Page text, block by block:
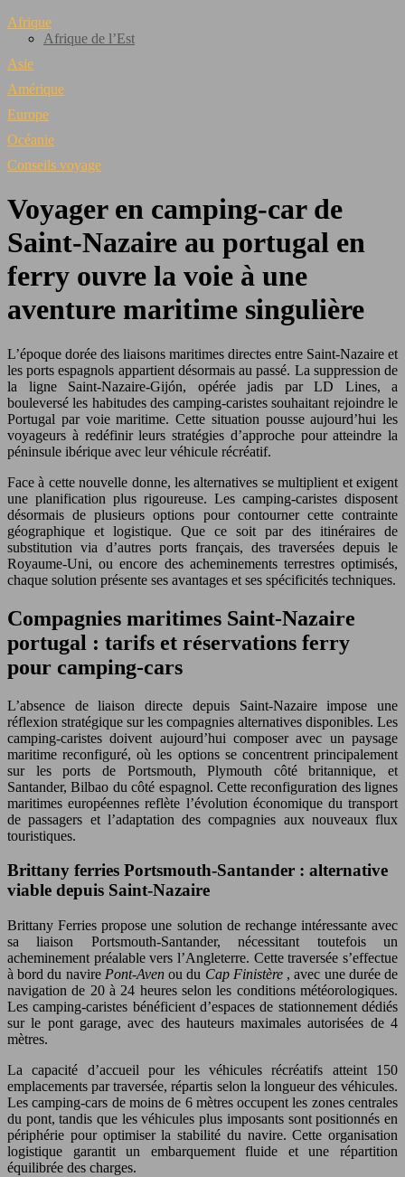
Afrique
Afrique de l’Est
Asie
Amérique
Europe
Océanie
Conseils voyage
Voyager en camping-car de
Saint-Nazaire au portugal en
ferry ouvre la voie à une
aventure maritime singulière
L’époque dorée des liaisons maritimes directes entre Saint-Nazaire et
les ports espagnols appartient désormais au passé. La suppression de
la ligne Saint-Nazaire-Gijón, opérée jadis par LD Lines, a
bouleversé les habitudes des camping-caristes souhaitant rejoindre le
Portugal par voie maritime. Cette situation pousse aujourd’hui les
voyageurs à redéfinir leurs stratégies d’approche pour atteindre la
péninsule ibérique avec leur véhicule récréatif.
Face à cette nouvelle donne, les alternatives se multiplient et exigent
une planification plus rigoureuse. Les camping-caristes disposent
désormais de plusieurs options pour contourner cette contrainte
géographique et logistique. Que ce soit par des itinéraires de
substitution via d’autres ports français, des traversées depuis le
Royaume-Uni, ou encore des acheminements terrestres optimisés,
chaque solution présente ses avantages et ses spécificités techniques.
Compagnies maritimes Saint-Nazaire
portugal : tarifs et réservations ferry
pour camping-cars
L’absence de liaison directe depuis Saint-Nazaire impose une
réflexion stratégique sur les compagnies alternatives disponibles. Les
camping-caristes doivent aujourd’hui composer avec un paysage
maritime reconfiguré, où les options se concentrent principalement
sur les ports de Portsmouth, Plymouth côté britannique, et
Santander, Bilbao du côté espagnol. Cette reconfiguration des lignes
maritimes européennes reflète l’évolution économique du transport
de passagers et l’adaptation des compagnies aux nouveaux flux
touristiques.
Brittany ferries Portsmouth-Santander : alternative
viable depuis Saint-Nazaire
Brittany Ferries propose une solution de rechange intéressante avec
sa liaison Portsmouth-Santander, nécessitant toutefois un
acheminement préalable vers l’Angleterre. Cette traversée s’effectue
à bord du navire Pont-Avenou du Cap Finistère , avec une durée de
navigation de 20 à 24 heures selon les conditions météorologiques.
Les camping-caristes bénéficient d’espaces de stationnement dédiés
sur le pont garage, avec des hauteurs maximales autorisées de 4
mètres.
La capacité d’accueil pour les véhicules récréatifs atteint 150
emplacements par traversée, répartis selon la longueur des véhicules.
Les camping-cars de moins de 6 mètres occupent les zones centrales
du pont, tandis que les véhicules plus imposants sont positionnés en
périphérie pour optimiser la stabilité du navire. Cette organisation
logistique garantit un embarquement fluide et une répartition
équilibrée des charges.